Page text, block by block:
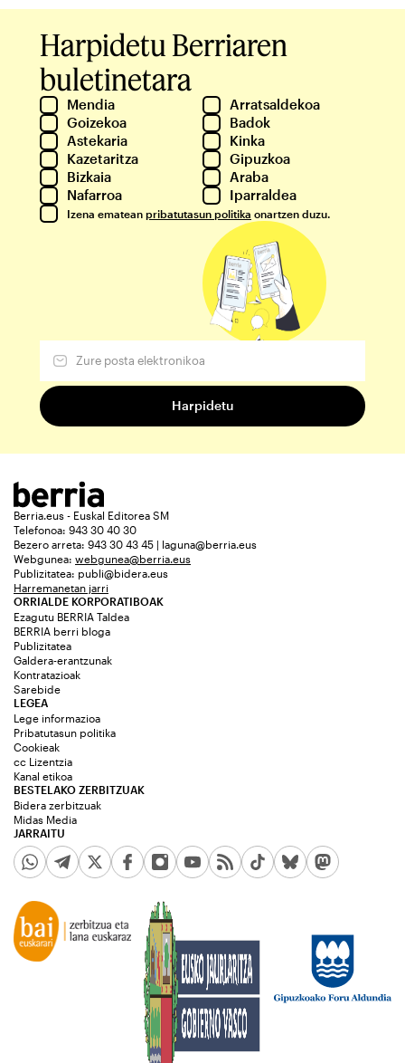
Harpidetu Berriaren
buletinetara
Mendia
Arratsaldekoa
Goizekoa
Badok
Astekaria
Kinka
Kazetaritza
Gipuzkoa
Bizkaia
Araba
Nafarroa
Iparraldea
Izena ematean pribatutasun politika onartzen duzu.
Berria.eus - Euskal Editorea SM
Telefonoa: 943 30 40 30
Bezero arreta: 943 30 43 45 | laguna@berria.eus
Webgunea: webgunea@berria.eus
Publizitatea: publi@bidera.eus
Harremanetan jarri
ORRIALDE KORPORATIBOAK
Ezagutu BERRIA Taldea
BERRIA berri bloga
Publizitatea
Galdera-erantzunak
Kontratazioak
Sarebide
JARRAITU
LEGEA
Lege informazioa
Pribatutasun politika
Cookieak
cc Lizentzia
Kanal etikoa
BESTELAKO ZERBITZUAK
Bidera zerbitzuak
Midas Media